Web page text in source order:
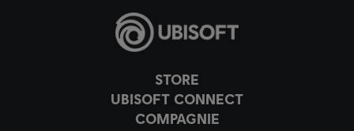
STORE
UBISOFT CONNECT
COMPAGNIE